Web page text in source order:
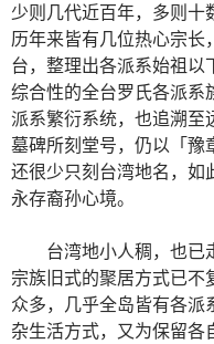
少则几代近百年，多则十
历年来皆有几位热心宗长
台，整理出各派系始祖以
综合性的全台罗氏各派系
派系繁衍系统，也追溯至
墓碑所刻堂号，仍以「豫
还很少只刻台湾地名，如
永存裔孙心境。
台湾地小人稠，也已
宗族旧式的聚居方式已不
众多，几乎全岛皆有各派
杂生活方式，又为保留各